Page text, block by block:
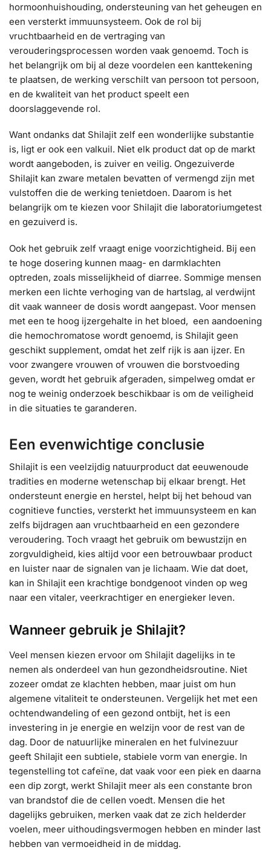
hormoonhuishouding, ondersteuning van het geheugen en
een versterkt immuunsysteem. Ook de rol bij
vruchtbaarheid en de vertraging van
verouderingsprocessen worden vaak genoemd. Toch is
het belangrijk om bij al deze voordelen een kanttekening
te plaatsen, de werking verschilt van persoon tot persoon,
en de kwaliteit van het product speelt een
doorslaggevende rol.
Want ondanks dat Shilajit zelf een wonderlijke substantie
is, ligt er ook een valkuil. Niet elk product dat op de markt
wordt aangeboden, is zuiver en veilig. Ongezuiverde
Shilajit kan zware metalen bevatten of vermengd zijn met
vulstoffen die de werking tenietdoen. Daarom is het
belangrijk om te kiezen voor Shilajit die laboratoriumgetest
en gezuiverd is.
Ook het gebruik zelf vraagt enige voorzichtigheid. Bij een
te hoge dosering kunnen maag- en darmklachten
optreden, zoals misselijkheid of diarree. Sommige mensen
merken een lichte verhoging van de hartslag, al verdwijnt
dit vaak wanneer de dosis wordt aangepast. Voor mensen
met een te hoog ijzergehalte in het bloed, een aandoening
die hemochromatose wordt genoemd, is Shilajit geen
geschikt supplement, omdat het zelf rijk is aan ijzer. En
voor zwangere vrouwen of vrouwen die borstvoeding
geven, wordt het gebruik afgeraden, simpelweg omdat er
nog te weinig onderzoek beschikbaar is om de veiligheid
in die situaties te garanderen.
Een evenwichtige conclusie
Shilajit is een veelzijdig natuurproduct dat eeuwenoude
tradities en moderne wetenschap bij elkaar brengt. Het
ondersteunt energie en herstel, helpt bij het behoud van
cognitieve functies, versterkt het immuunsysteem en kan
zelfs bijdragen aan vruchtbaarheid en een gezondere
veroudering. Toch vraagt het gebruik om bewustzijn en
zorgvuldigheid, kies altijd voor een betrouwbaar product
en luister naar de signalen van je lichaam. Wie dat doet,
kan in Shilajit een krachtige bondgenoot vinden op weg
naar een vitaler, veerkrachtiger en energieker leven.
Wanneer gebruik je Shilajit?
Veel mensen kiezen ervoor om Shilajit dagelijks in te
nemen als onderdeel van hun gezondheidsroutine. Niet
zozeer omdat ze klachten hebben, maar juist om hun
algemene vitaliteit te ondersteunen. Vergelijk het met een
ochtendwandeling of een gezond ontbijt, het is een
investering in je energie en welzijn voor de rest van de
dag. Door de natuurlijke mineralen en het fulvinezuur
geeft Shilajit een subtiele, stabiele vorm van energie. In
tegenstelling tot cafeïne, dat vaak voor een piek en daarna
een dip zorgt, werkt Shilajit meer als een constante bron
van brandstof die de cellen voedt. Mensen die het
dagelijks gebruiken, merken vaak dat ze zich helderder
voelen, meer uithoudingsvermogen hebben en minder last
hebben van vermoeidheid in de middag.